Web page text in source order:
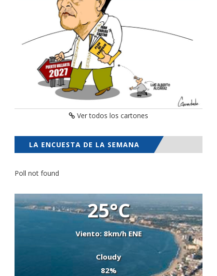
Ver todos los cartones
LA ENCUESTA DE LA SEMANA
Poll not found
25°C
Viento: 8km/h ENE
Cloudy
82%